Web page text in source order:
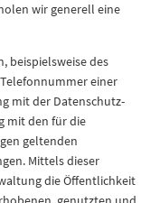
wir generell eine
beispielsweise des
einer
mit der Datenschutz-
mit den für die
geltenden
Mittels dieser
die Öffentlichkeit